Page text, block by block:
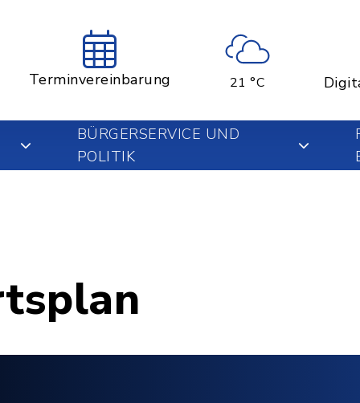
Terminvereinbarung 21 °C
BÜRGERSERVICE UND
POLITIK